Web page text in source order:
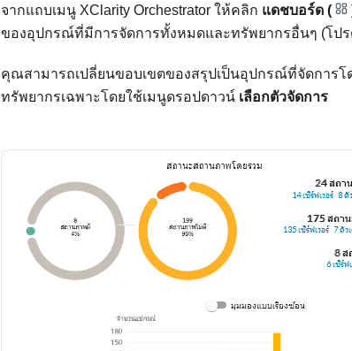
จากแถบเมนู XClarity Orchestrator ให้คลิก แดชบอร์ด (
ของอุปกรณ์ที่มีการจัดการทั้งหมดและทรัพยากรอื่นๆ (โป
คุณสามารถเปลี่ยนขอบเขตของสรุปเป็นอุปกรณ์ที่จัดการโ
ทรัพยากรเฉพาะโดยใช้เมนูดรอปดาวน์ เลือกตัวจัดการ